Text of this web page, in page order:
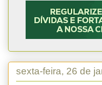
sexta-feira, 26 de